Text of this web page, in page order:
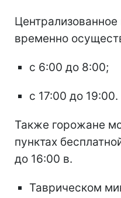
временно
с 6:00 до 8:00;
с 17:00 до 19:00.
Также горожане
пунктах
до 16:00 в.
Таврическом